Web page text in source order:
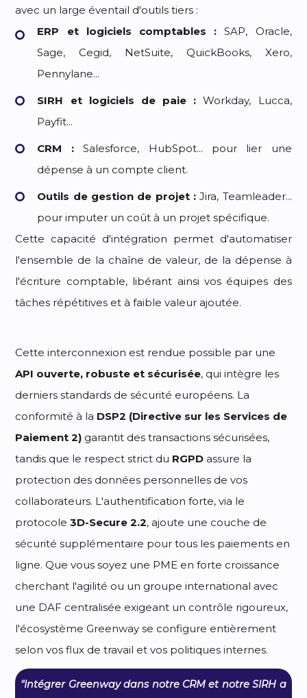
avec un large éventail d'outils tiers :
ERP et logiciels comptables : SAP, Oracle,
Sage, Cegid, NetSuite, QuickBooks, Xero,
Pennylane...
SIRH et logiciels de paie : Workday, Lucca,
Payfit...
CRM :Salesforce, HubSpot... pour lier une
dépense à un compte client.
Outils de gestion de projet :Jira, Teamleader...
pour imputer un coût à un projet spécifique.
Cette capacité d'intégration permet d'automatiser
l'ensemble de la chaîne de valeur, de la dépense à
l'écriture comptable, libérant ainsi vos équipes des
tâches répétitives et à faible valeur ajoutée.
Cette interconnexion est rendue possible par une
API ouverte, robuste et sécurisée, qui intègre les
derniers standards de sécurité européens. La
conformité à la DSP2 (Directive sur les Services de
Paiement 2) garantit des transactions sécurisées,
tandis que le respect strict du RGPD assure la
protection des données personnelles de vos
collaborateurs. L'authentification forte, via le
protocole3D-Secure 2.2, ajoute une couche de
sécurité supplémentaire pour tous les paiements en
ligne. Que vous soyez une PME en forte croissance
cherchant l'agilité ou un groupe international avec
une DAF centralisée exigeant un contrôle rigoureux,
l'écosystème Greenway se configure entièrement
selon vos flux de travail et vos politiques internes.
"Intégrer Greenway dans notre CRM et notre SIRH a